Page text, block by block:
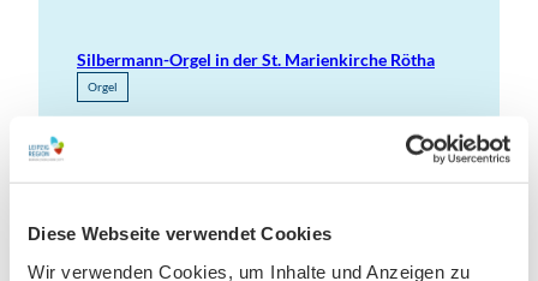
Diese Webseite verwendet Cookies
Wir verwenden Cookies, um Inhalte und Anzeigen zu
Silbermann-Orgel in der St. Marienkirche Rötha
Orgel